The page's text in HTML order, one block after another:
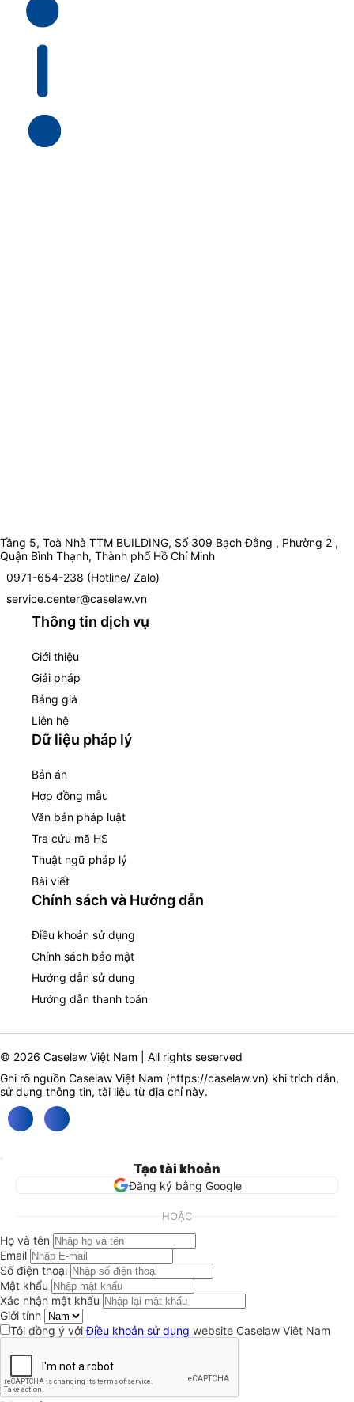
Tầng 5, Toà Nhà TTM BUILDING, Số 309 Bạch Đằng , Phường 2 ,
Quận Bình Thạnh, Thành phố Hồ Chí Minh
0971-654-238 (Hotline/ Zalo)
service.center@caselaw.vn
Thông tin dịch vụ
Giới thiệu
Giải pháp
Bảng giá
Liên hệ
Dữ liệu pháp lý
Bản án
Hợp đồng mẫu
Văn bản pháp luật
Tra cứu mã HS
Thuật ngữ pháp lý
Bài viết
Chính sách và Hướng dẫn
Điều khoản sử dụng
Chính sách bảo mật
Hướng dẫn sử dụng
Hướng dẫn thanh toán
© 2026 Caselaw Việt Nam | All rights seserved
Ghi rõ nguồn Caselaw Việt Nam (https://caselaw.vn) khi trích dẫn,
sử dụng thông tin, tài liệu từ địa chỉ này.
Tạo tài khoản
Đăng ký bằng Google
HOẶC
Họ và tên
Email
Số điện thoại
Mật khẩu
Xác nhận mật khẩu
Giới tính
Tôi đồng ý vớiĐiều khoản sử dụng website Caselaw Việt Nam